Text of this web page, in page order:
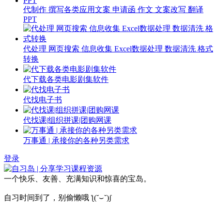
代制作 撰写各类应用文案 申请函 作文 文案改写 翻译
PPT
代处理 网页搜索 信息收集 Excel数据处理 数据清洗 格式
转换
代下载各类电影剧集软件
代找电子书
代找课|组织拼课|团购网课
万事通 | 承接你的各种另类需求
登录
一个快乐、友善、充满知识和惊喜的宝岛。
自习时间到了，别偷懒哦 ƪ(˘⌣˘)ʃ